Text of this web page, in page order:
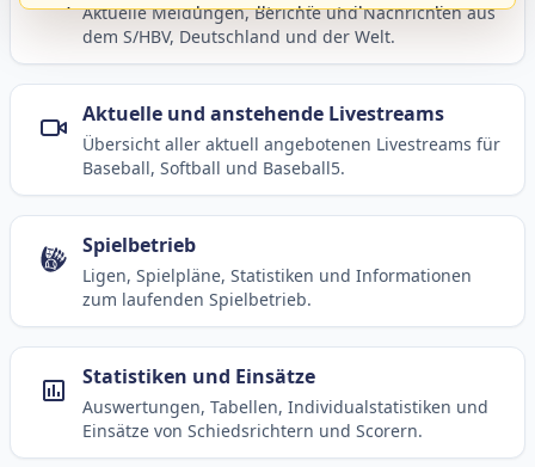
Aktuelle Meldungen, Berichte und Nachrichten aus
dem S/HBV, Deutschland und der Welt.
Aktuelle und anstehende Livestreams
Übersicht aller aktuell angebotenen Livestreams für
Baseball, Softball und Baseball5.
Spielbetrieb
Ligen, Spielpläne, Statistiken und Informationen
zum laufenden Spielbetrieb.
Statistiken und Einsätze
Auswertungen, Tabellen, Individualstatistiken und
Einsätze von Schiedsrichtern und Scorern.
Anregungen geben sollte, könnt ihr uns diese
gerne an die Verbandsadresseinfo@shbvnet.de
schicken.